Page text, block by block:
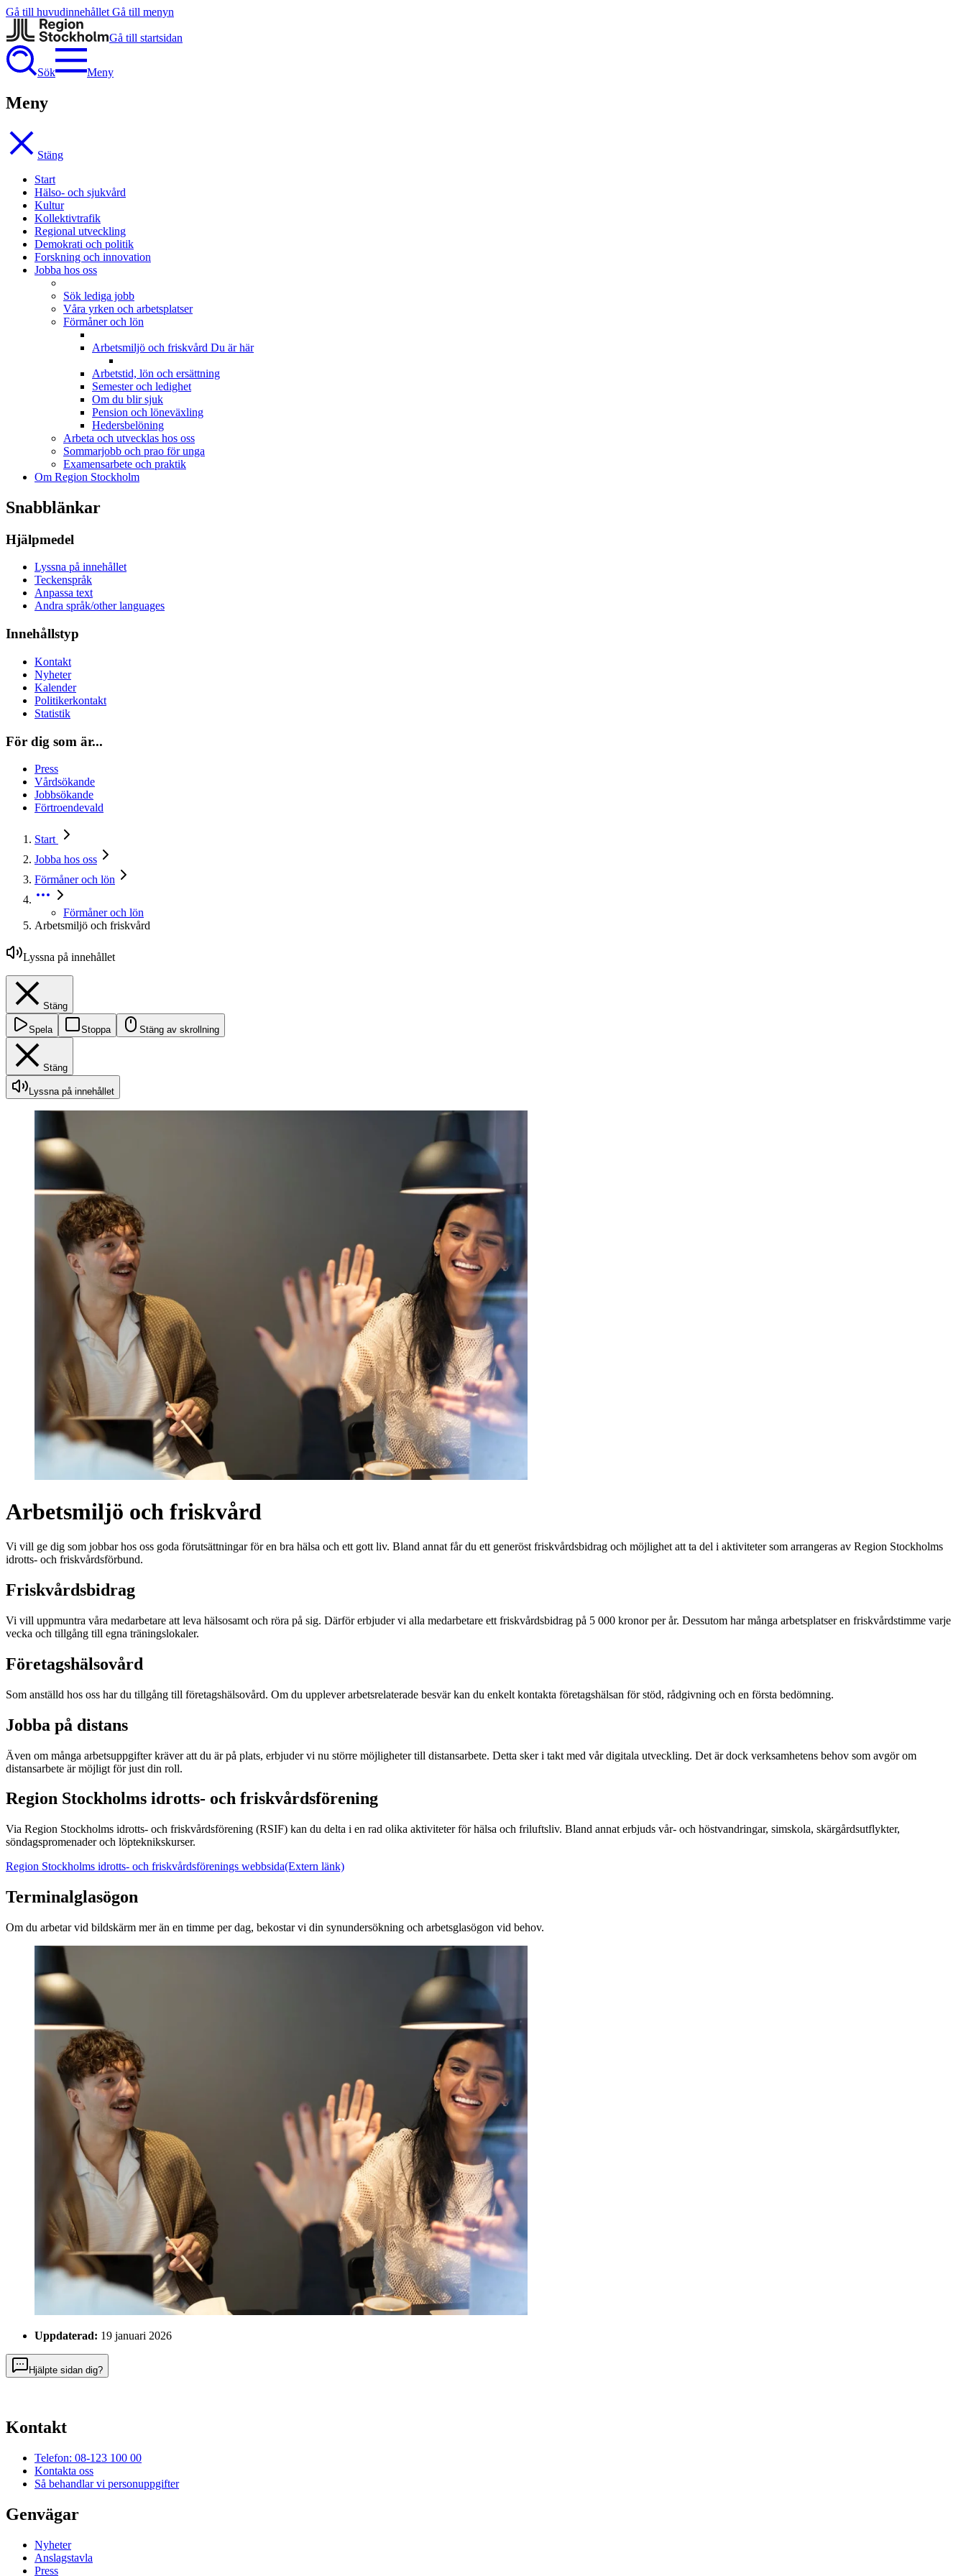
Gå till huvudinnehållet Gå till menyn
Gå till startsidan
Sök Meny
Meny
Stäng
Start
Hälso- och sjukvård
Kultur
Kollektivtrafik
Regional utveckling
Demokrati och politik
Forskning och innovation
Jobba hos oss
Sök lediga jobb
Våra yrken och arbetsplatser
Förmåner och lön
Arbetsmiljö och friskvård Du är här
Arbetstid, lön och ersättning
Semester och ledighet
Om du blir sjuk
Pension och löneväxling
Hedersbelöning
Arbeta och utvecklas hos oss
Sommarjobb och prao för unga
Examensarbete och praktik
Om Region Stockholm
Snabblänkar
Hjälpmedel
Lyssna på innehållet
Teckenspråk
Anpassa text
Andra språk/other languages
Innehållstyp
Kontakt
Nyheter
Kalender
Politikerkontakt
Statistik
För dig som är...
Press
Vårdsökande
Jobbsökande
Förtroendevald
Start
Jobba hos oss
Förmåner och lön
Förmåner och lön
Arbetsmiljö och friskvård
Lyssna på innehållet
Stäng
Spela Stoppa Stäng av skrollning
Stäng
Lyssna på innehållet
Arbetsmiljö och friskvård
Vi vill ge dig som jobbar hos oss goda förutsättningar för en bra hälsa och ett gott liv. Bland annat får du ett generöst friskvårdsbidrag och möjlighet att ta del i aktiviteter som arrangeras av Region Stockholms
idrotts- och friskvårdsförbund.
Friskvårdsbidrag
Vi vill uppmuntra våra medarbetare att leva hälsosamt och röra på sig. Därför erbjuder vi alla medarbetare ett friskvårdsbidrag på 5 000 kronor per år. Dessutom har många arbetsplatser en friskvårdstimme varje
vecka och tillgång till egna träningslokaler.
Företagshälsovård
Som anställd hos oss har du tillgång till företagshälsovård. Om du upplever arbetsrelaterade besvär kan du enkelt kontakta företagshälsan för stöd, rådgivning och en första bedömning.
Jobba på distans
Även om många arbetsuppgifter kräver att du är på plats, erbjuder vi nu större möjligheter till distansarbete. Detta sker i takt med vår digitala utveckling. Det är dock verksamhetens behov som avgör om
distansarbete är möjligt för just din roll.
Region Stockholms idrotts- och friskvårdsförening
Via Region Stockholms idrotts- och friskvårdsförening (RSIF) kan du delta i en rad olika aktiviteter för hälsa och friluftsliv. Bland annat erbjuds vår- och höstvandringar, simskola, skärgårdsutflykter,
söndagspromenader och löpteknikskurser.
Region Stockholms idrotts- och friskvårdsförenings webbsida(Extern länk)
Terminalglasögon
Om du arbetar vid bildskärm mer än en timme per dag, bekostar vi din synundersökning och arbetsglasögon vid behov.
Uppdaterad: 19 januari 2026
Hjälpte sidan dig?
Kontakt
Telefon: 08-123 100 00
Kontakta oss
Så behandlar vi personuppgifter
Genvägar
Nyheter
Anslagstavla
Press